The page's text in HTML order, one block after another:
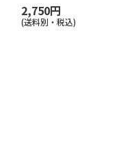
2,750円
(送料別・税込)